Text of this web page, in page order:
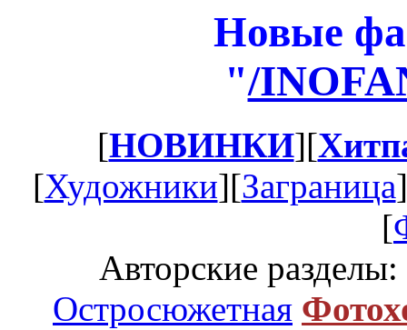
Новые
"/
[НОВИНКИ][
[Художники][Заграница
[
Авторские разделы:
Остросюжетная